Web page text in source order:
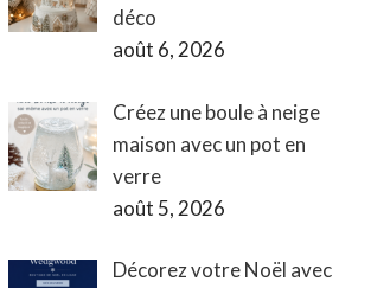
déco
août 6, 2026
Créez une boule à neige
maison avec un pot en
verre
août 5, 2026
Décorez votre Noël avec